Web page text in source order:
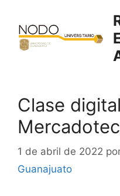
contenido
Clase
1 de abril de 2022
Guanajuato